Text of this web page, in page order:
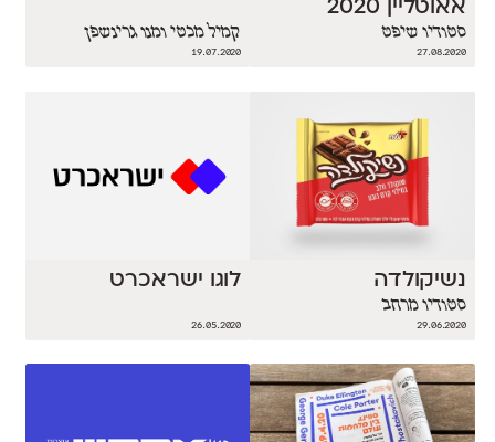
אאוטליין 2020
סטודיו שיפט
27.08.2020
קמיל מכטי ומנו גרינשפן
19.07.2020
נשיקולדה
סטודיו מרחב
29.06.2020
לוגו ישראכרט
26.05.2020